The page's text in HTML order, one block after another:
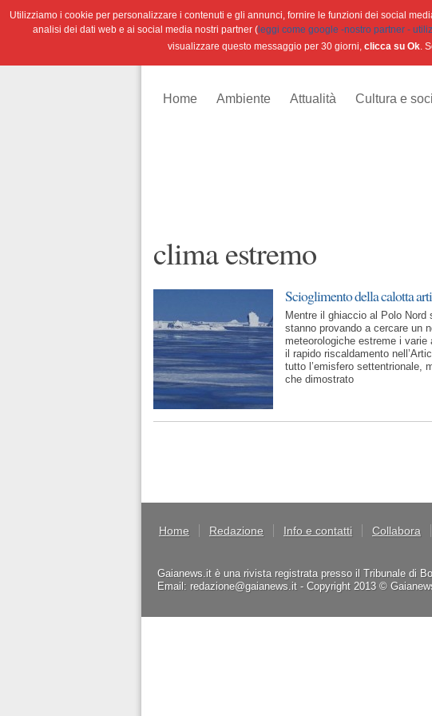
Home Ambiente Attualità Cultura e
clima estremo
Scioglimento della calotta
Mentre il ghiaccio al Polo
stanno provando a cercare un
meteorologiche estreme i
il rapido riscaldamento
tutto l’emisfero settentrionale,
che dimostrato
Home Redazione Info e contatti Collabora
Gaianews.it è una rivista registrata presso il Tribunale di
Email: redazione@gaianews.it - Copyright 2013 ©
Utilizziamo i cookie per personalizzare i contenuti e gli annunci, fornire le funzioni dei social
analisi dei dati web e ai social media nostri partner ( leggi come google -nostro partner -
visualizzare questo messaggio per 30 giorni,clicca su Ok.